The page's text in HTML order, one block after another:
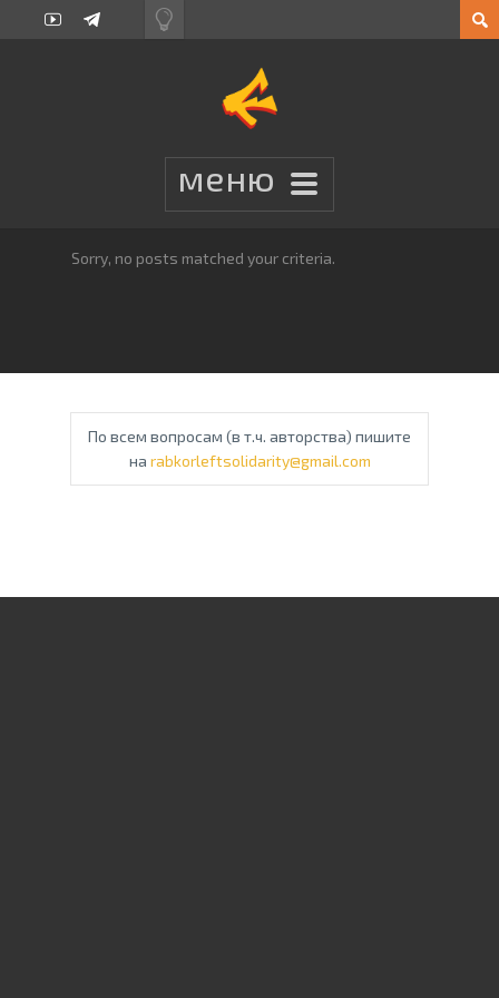
Sorry, no posts matched your criteria.
По всем вопросам (в т.ч. авторства) пишите
на rabkorleftsolidarity@gmail.com